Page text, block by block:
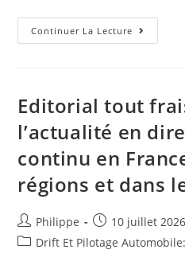
Continuer La Lecture Bondy
;
À
Bondy
Editorial tout
l’actualité en
continu en
régions et dans
Auteur/autrice
de
Philippe
Post
published:
10 juillet 2026
PostDrift Et Pilotage Automobile: